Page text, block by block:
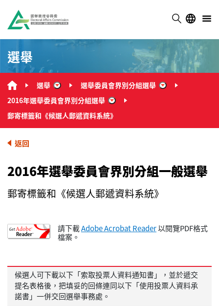
選舉
選舉 “選舉”選舉委員會界別分組選舉
“選舉委員會界
2016年選舉委員會界別分組選舉
“2016年選舉委員會界別分組選
郵寄標籤和《候選人郵遞資料系統》
返回
2016年選舉委員會界別分組一般選舉
郵寄標籤和《候選人郵遞資料系統》
請下載Adobe Acrobat Reader以閱覽PDF格式
檔案。
候選人可下載以下「索取投票人資料通知書」，並於遞交
提名表格後，把填妥的回條連同以下「使用投票人資料承
諾書」一併交回選舉事務處。